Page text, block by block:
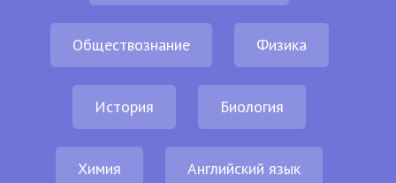
Обществознание Физика
История Биология
Химия Английский язык